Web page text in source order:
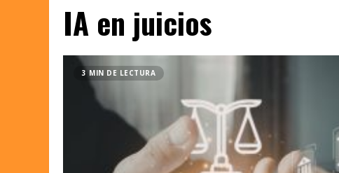
IA en juicios
3 MIN DE LECTURA